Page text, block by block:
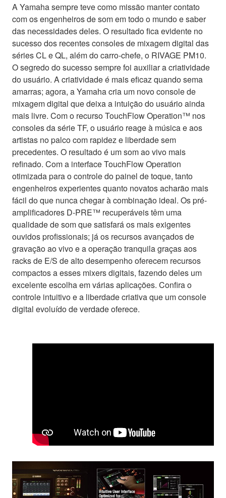
A Yamaha sempre teve como missão manter contato
com os engenheiros de som em todo o mundo e saber
das necessidades deles. O resultado fica evidente no
sucesso dos recentes consoles de mixagem digital das
séries CL e QL, além do carro-chefe, o RIVAGE PM10.
O segredo do sucesso sempre foi auxiliar a criatividade
do usuário. A criatividade é mais eficaz quando sema
amarras; agora, a Yamaha cria um novo console de
mixagem digital que deixa a intuição do usuário ainda
mais livre. Com o recurso TouchFlow Operation™ nos
consoles da série TF, o usuário reage à música e aos
artistas no palco com rapidez e liberdade sem
precedentes. O resultado é um som ao vivo mais
refinado. Com a interface TouchFlow Operation
otimizada para o controle do painel de toque, tanto
engenheiros experientes quanto novatos acharão mais
fácil do que nunca chegar à combinação ideal. Os pré-
amplificadores D-PRE™ recuperáveis têm uma
qualidade de som que satisfará os mais exigentes
ouvidos profissionais; já os recursos avançados de
gravação ao vivo e a operação tranquila graças aos
racks de E/S de alto desempenho oferecem recursos
compactos a esses mixers digitais, fazendo deles um
excelente escolha em várias aplicações. Confira o
controle intuitivo e a liberdade criativa que um console
digital evoluído de verdade oferece.